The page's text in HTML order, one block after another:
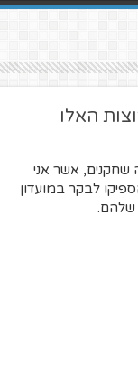
אשר אני
לבקר במועדון
שלהם.